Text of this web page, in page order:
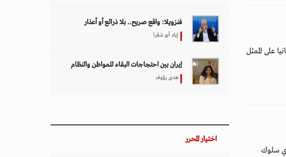
على الممثل
أي سلوك
فنزويلا: واقع صريح.. بلا ذرائع أو أعذار
إياد أبو شقرا
إيران بين احتجاجات البقاء للمواطن والنظام
هدى رؤوف
اختيار المحرر